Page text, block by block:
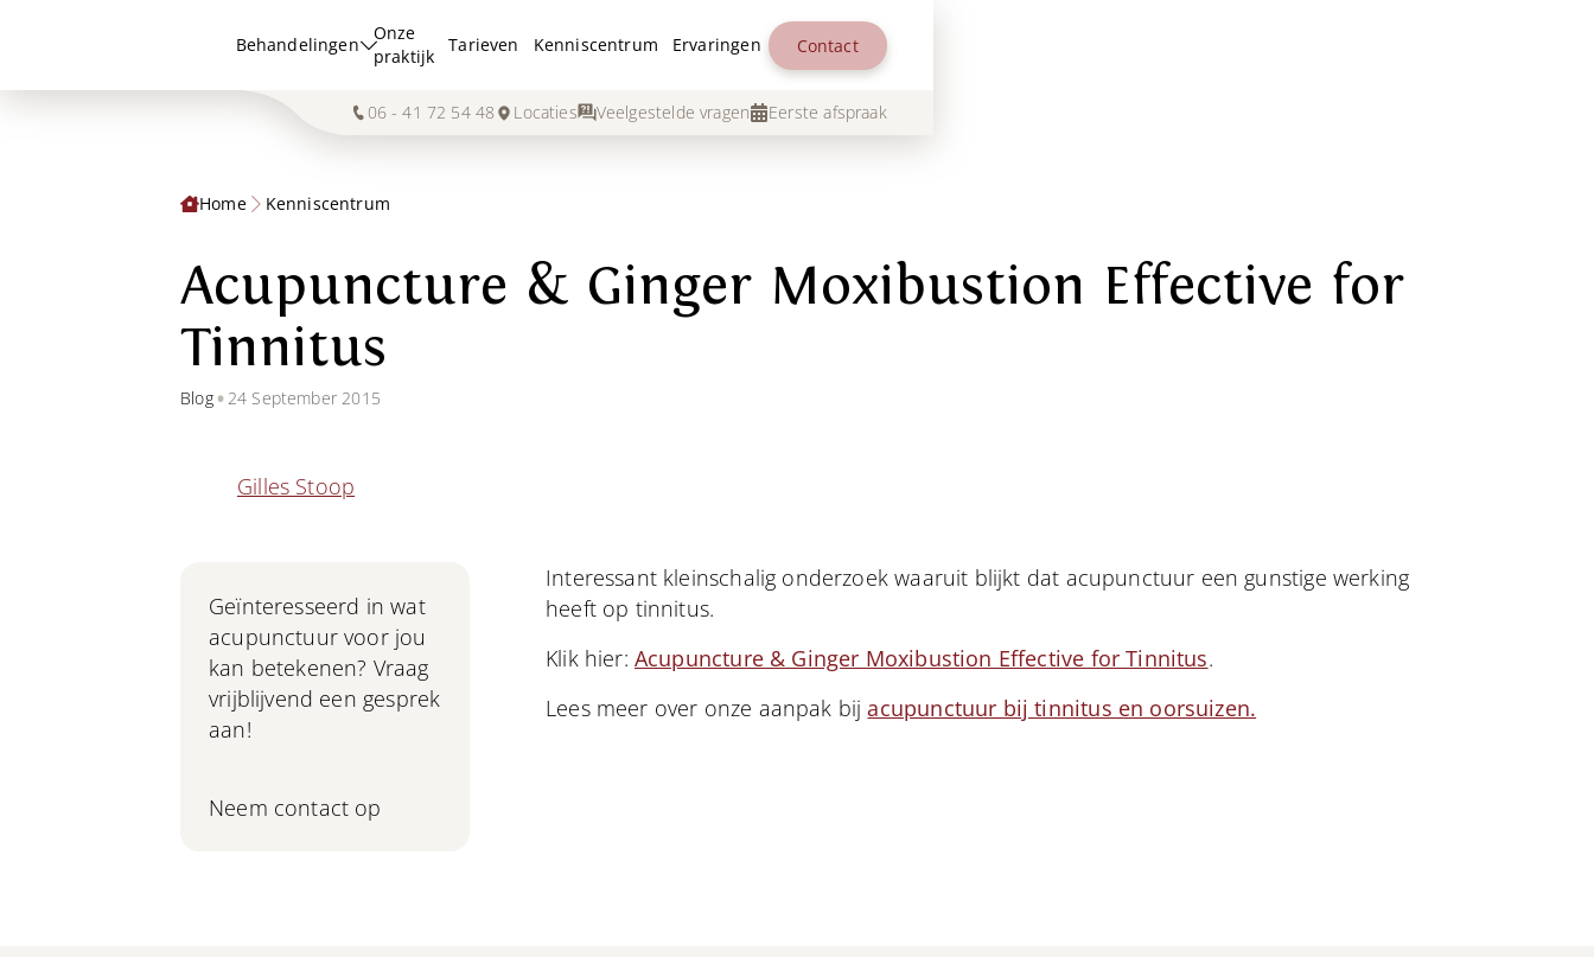
Behandelingen
Onze
praktijk
Tarieven Kenniscentrum Ervaringen Contact
06 - 41 72 54 48 Locaties Veelgestelde vragen Eerste afspraak
Home Kenniscentrum
Acupuncture & Ginger Moxibustion Effective for
Tinnitus
Blog•24 September 2015
Gilles Stoop
Geïnteresseerd in wat
acupunctuur voor jou
kan betekenen? Vraag
vrijblijvend een gesprek
aan!
Neem contact op
Interessant kleinschalig onderzoek waaruit blijkt dat acupunctuur een gunstige werking
heeft op tinnitus.
Klik hier: Acupuncture & Ginger Moxibustion Effective for Tinnitus.
Lees meer over onze aanpak bijacupunctuur bij tinnitus en oorsuizen.